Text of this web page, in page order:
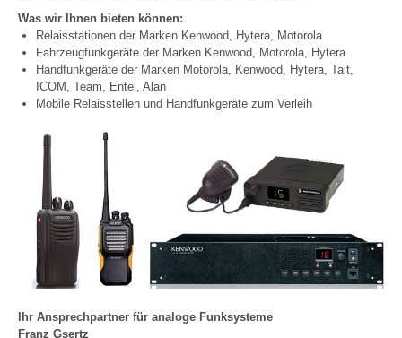
Was wir Ihnen bieten können:
Relaisstationen der Marken Kenwood, Hytera, Motorola
Fahrzeugfunkgeräte der Marken Kenwood, Motorola, Hytera
Handfunkgeräte der Marken Motorola, Kenwood, Hytera, Tait,
ICOM, Team, Entel, Alan
Mobile Relaisstellen und Handfunkgeräte zum Verleih
Ihr Ansprechpartner für analoge Funksysteme
Franz Gsertz